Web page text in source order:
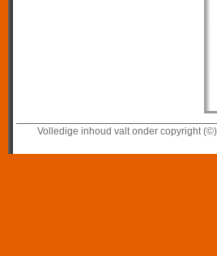
Volledige inhoud valt onder copyright